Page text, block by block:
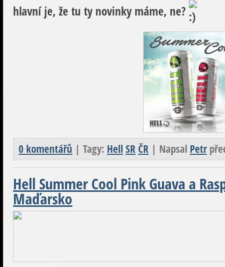
hlavní je, že tu ty novinky máme, ne?
0 komentářů | Tagy: Hell SRČR | Napsal Petr
Hell Summer Cool Pink Guava a
Maďarsko